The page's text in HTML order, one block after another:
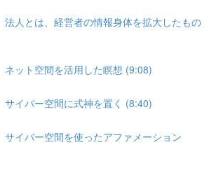
人とは、経営者の情報身体を拡大したもの
ット空間を活用した瞑想 (9:08)
イバー空間に式神を置く (8:40)
イバー空間を使ったアファメーション